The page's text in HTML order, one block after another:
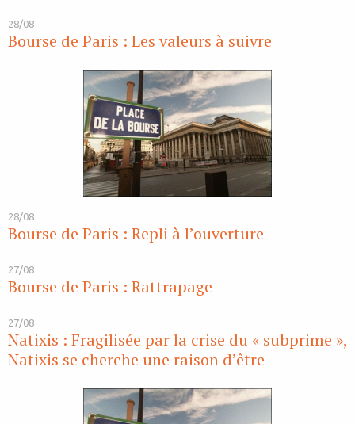
28/08
Bourse de Paris : Les valeurs à suivre
28/08
Bourse de Paris : Repli à l’ouverture
27/08
Bourse de Paris : Rattrapage
27/08
Natixis : Fragilisée par la crise du « subprime »,
Natixis se cherche une raison d’être